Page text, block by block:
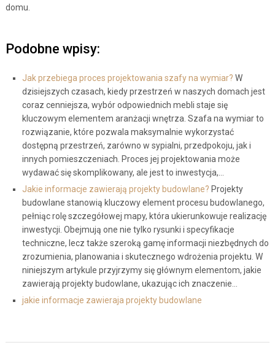
domu.
Podobne wpisy:
Jak przebiega proces projektowania szafy na wymiar? W
dzisiejszych czasach, kiedy przestrzeń w naszych domach jest
coraz cenniejsza, wybór odpowiednich mebli staje się
kluczowym elementem aranżacji wnętrza. Szafa na wymiar to
rozwiązanie, które pozwala maksymalnie wykorzystać
dostępną przestrzeń, zarówno w sypialni, przedpokoju, jak i
innych pomieszczeniach. Proces jej projektowania może
wydawać się skomplikowany, ale jest to inwestycja,…
Jakie informacje zawierają projekty budowlane? Projekty
budowlane stanowią kluczowy element procesu budowlanego,
pełniąc rolę szczegółowej mapy, która ukierunkowuje realizację
inwestycji. Obejmują one nie tylko rysunki i specyfikacje
techniczne, lecz także szeroką gamę informacji niezbędnych do
zrozumienia, planowania i skutecznego wdrożenia projektu. W
niniejszym artykule przyjrzymy się głównym elementom, jakie
zawierają projekty budowlane, ukazując ich znaczenie…
jakie informacje zawieraja projekty budowlane